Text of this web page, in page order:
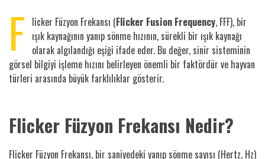
F licker Füzyon Frekansı (Flicker Fusion Frequency, FFF), bir
ışık kaynağının yanıp sönme hızının, sürekli bir ışık kaynağı
olarak algılandığı eşiği ifade eder. Bu değer, sinir sisteminin
görsel bilgiyi işleme hızını belirleyen önemli bir faktördür ve hayvan
türleri arasında büyük farklılıklar gösterir.
Flicker Füzyon Frekansı Nedir?
Flicker Füzyon Frekansı, bir saniyedeki yanıp sönme sayısı (Hertz, Hz)